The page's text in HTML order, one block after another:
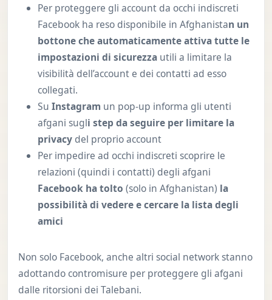
Per proteggere gli account da occhi indiscreti
Facebook ha reso disponibile in Afghanistan un
bottone che automaticamente attiva tutte le
impostazioni di sicurezzautili a limitare la
visibilità dell’account e dei contatti ad esso
collegati.
Su Instagram un pop-up informa gli utenti
afgani sugli step da seguire per limitare la
privacydel proprio account
Per impedire ad occhi indiscreti scoprire le
relazioni (quindi i contatti) degli afgani
Facebook ha tolto (solo in Afghanistan) la
possibilità di vedere e cercare la lista degli
amici
Non solo Facebook, anche altri social network stanno
adottando contromisure per proteggere gli afgani
dalle ritorsioni dei Talebani.